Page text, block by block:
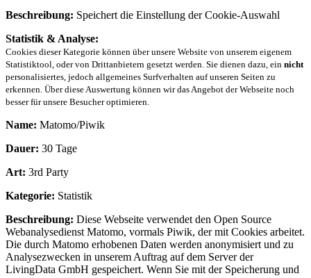
Beschreibung: Speichert die Einstellung der Cookie-Auswahl
Statistik & Analyse:
Cookies dieser Kategorie können über unsere Website von unserem eigenem
Statistiktool, oder von Drittanbietern gesetzt werden. Sie dienen dazu, ein nicht
personalisiertes, jedoch allgemeines Surfverhalten auf unseren Seiten zu
erkennen. Über diese Auswertung können wir das Angebot der Webseite noch
besser für unsere Besucher optimieren.
Name: Matomo/Piwik
Dauer: 30 Tage
Art: 3rd Party
Kategorie: Statistik
Beschreibung: Diese Webseite verwendet den Open Source
Webanalysedienst Matomo, vormals Piwik, der mit Cookies arbeitet.
Die durch Matomo erhobenen Daten werden anonymisiert und zu
Analysezwecken in unserem Auftrag auf dem Server der
LivingData GmbH gespeichert. Wenn Sie mit der Speicherung und